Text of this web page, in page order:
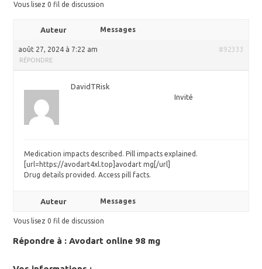
Vous lisez 0 fil de discussion
Auteur Messages
août 27, 2024 à 7:22 am #92333
RÉPONDRE
DavidTRisk
Invité
Medication impacts described. Pill impacts explained.
[url=https://avodart4xl.top]avodart mg[/url]
Drug details provided. Access pill facts.
Auteur Messages
Vous lisez 0 fil de discussion
Répondre à : Avodart online 98 mg